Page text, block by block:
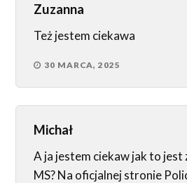
Zuzanna
Też jestem ciekawa
30 MARCA, 2025
Michał
A ja jestem ciekaw jak to jest
MS? Na oficjalnej stronie